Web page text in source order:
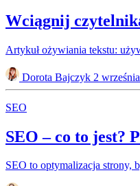
Wciągnij
Artykuł ożywiania tekstu:
Dorota Bajczyk 2
SEO
SEO – co to jest?
SEO to optymalizacja strony,